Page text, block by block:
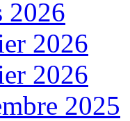
2026
2026
2026
2025